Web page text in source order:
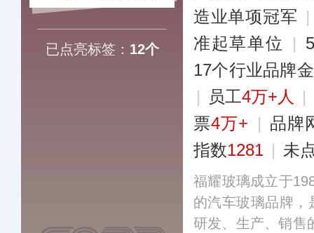
已点亮标签： 12个
造业单项冠军
准起草单位
|
17个行业品牌
|
员工4万+人
|
票4万+ | 品牌
指数1281 | 未
福耀玻璃成立于
的汽车玻璃品牌，
研发、生产、销售